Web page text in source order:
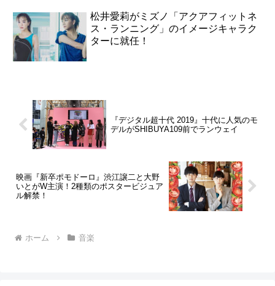
松井愛莉がミズノ「アクアフィットネ
ス・ランニング」のイメージキャラク
ターに就任！
『デジタル超十代 2019』十代に人気のモ
デルがSHIBUYA109前でランウェイ
映画『新卒ポモドーロ』渋江譲二と大野
いとがW主演！2種類のポスタービジュア
ル解禁！
ホーム 音楽